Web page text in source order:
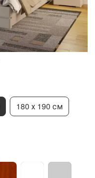
180 х 190 см